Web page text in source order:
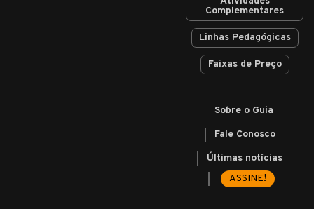
Complementares
Linhas Pedagógicas
Faixas de Preço
Sobre o Guia
Fale Conosco
Últimas notícias
ASSINE!